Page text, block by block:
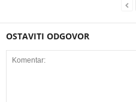
OSTAVITI ODGOVOR